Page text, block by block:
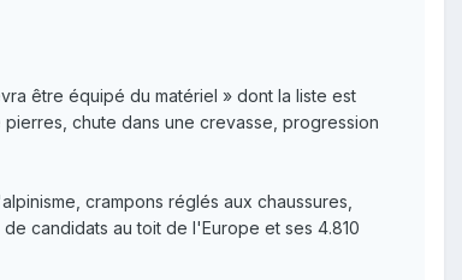
être équipé du matériel » dont la liste est
chute dans une crevasse, progression
crampons réglés aux chaussures,
candidats au toit de l'Europe et ses 4.810